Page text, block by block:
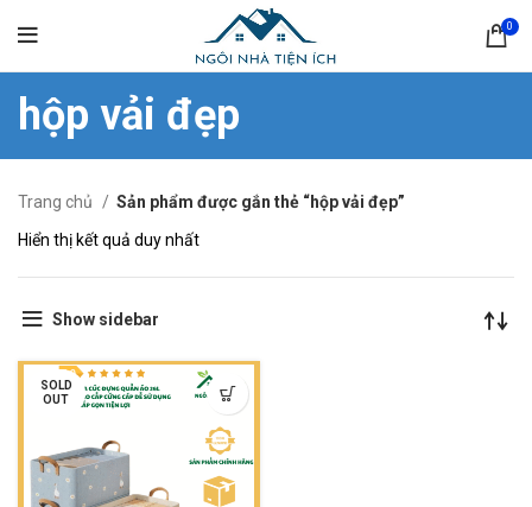
0
hộp vải đẹp
Trang chủ
Sản phẩm được gắn thẻ “hộp vải đẹp”
Hiển thị kết quả duy nhất
Show sidebar
SOLD
OUT